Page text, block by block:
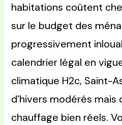
habitations coûtent
sur le budget des
progressivement
calendrier légal en
climatique H2c, Saint-
d’hivers modérés mais
chauffage bien réels.